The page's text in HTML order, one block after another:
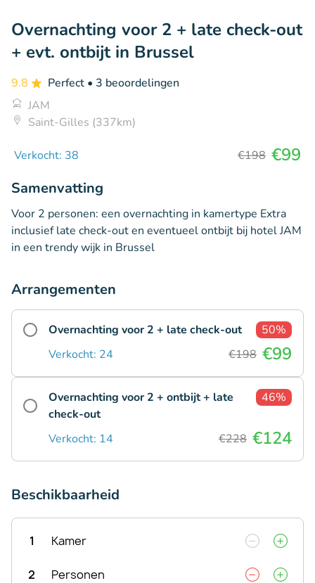
Overnachting voor 2 + late check-out
+ evt. ontbijt in Brussel
9.8 Perfect • 3 beoordelingen
JAM
Saint-Gilles (337km)
Verkocht: 38 €198 €99
Samenvatting
Voor 2 personen: een overnachting in kamertype Extra
inclusief late check-out en eventueel ontbijt bij hotel JAM
in een trendy wijk in Brussel
Arrangementen
Overnachting voor 2 + late check-out
50%
Verkocht: 24
€198 €99
Overnachting voor 2 + ontbijt + late
check-out
46%
Verkocht: 14 €228 €124
Beschikbaarheid
1 Kamer
2 Personen